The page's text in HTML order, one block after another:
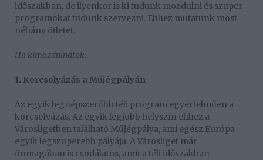
időszakban, de ilyenkor is ki tudunk mozdulni és szuper
programokat tudunk szervezni. Ehhez mutatunk most
néhány ötletet.
Ha kimozdulnátok:
1. Korcsolyázás a Műjégpályán
Az egyik legnépszerűbb téli program egyértelműen a
korcsolyázás. Az egyik legjobb helyszín ehhez a
Városligetben található Műjégpálya, ami egész Európa
egyik legszuperebb pályája. A Városliget már
önmagában is csodálatos, amit a téli időszakban